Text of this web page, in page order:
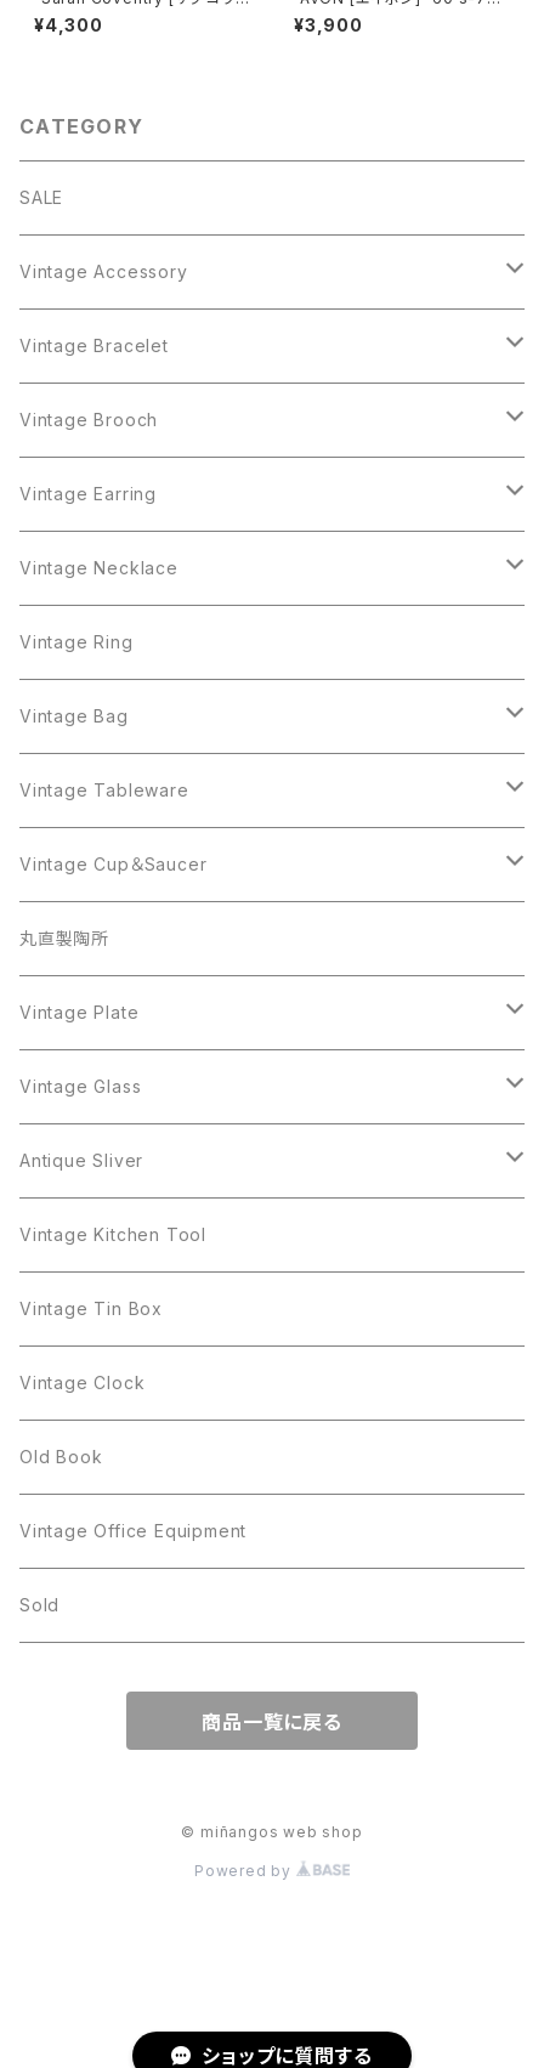
ショップに質問する
ントリー]" 1966年『TROPIC
S』コレクション ヴィンテージイ
¥4,300
0's 薔薇モチーフ ヴィンテージ
¥3,900
CATEGORY
SALE
Vintage Accessory
Bracelet
Crown Trifari
Monet
Brooch
AAi
AJC
BSK
Cerrito
Gerry's
Giovanni
GOLD CROWN
Kramer
JJ
L.RAZZA
Earring
ART
AVON
Sarah Coventry
植物モチーフ
Necklace
AVON
Monet
Trifari
Sarah Coventry
Ring
AVON
Vintage Bracelet
Crown Trifari
Monet
Trifari
West Germany
Sarah Coventry
Vintage Brooch
AAi
AJC
Alice Caviness
ALPACA MEXICO
AVON
Beatrix
BSK
Coro
Crown Trifari
Danecraft
Gerry's
Giovanni
GOLD CROWN
JJ
Kramer
L.RAZZA
Vintage Earring
ART
AVON
Coro
JJ
Lisner
Sarah Coventry
Richelieu
W.Gemany
植物モチーフ
BSK
STAR
Vintage Necklace
AVON
Coro
Crown Trifari
Monet
Napier
Richelieu
Rhinestone
Sarah Coventry
STAR
Trifari
Vintage Ring
Vintage Bag
CELINE
Vintage Tableware
Glass
iittala
arcopal
CupSaucer
BAVARIA
Antique Silver
Milk Pot
Pot
Mag Cup
Vase
Plate
Figgjo
BILTONS
Spoon
Silver
Vintage Cup＆Saucer
BAVARIA
Mosa
arcopal
丸直製陶所
Vintage Plate
Figgjo
BILTONS
Vintage Glass
iittala
Luminarc
arcoroc
arcopal
Antique Sliver
Pot
Milk Pot
Spoon
cup
Vintage Kitchen Tool
Vintage Tin Box
Vintage Clock
Old Book
Vintage Office Equipment
Sold
商品一覧に戻る
© miñangos web shop
Powered by